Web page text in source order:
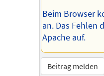
Beim Browser
an. Das Fehlen
Apache auf.
Beitrag melden